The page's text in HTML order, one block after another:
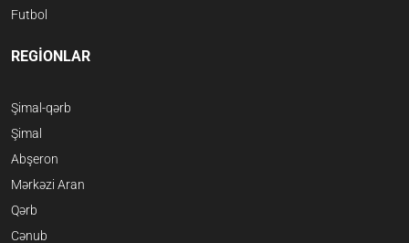
Futbol
REGİONLAR
Şimal-qərb
Şimal
Abşeron
Mərkəzi Aran
Qərb
Cənub